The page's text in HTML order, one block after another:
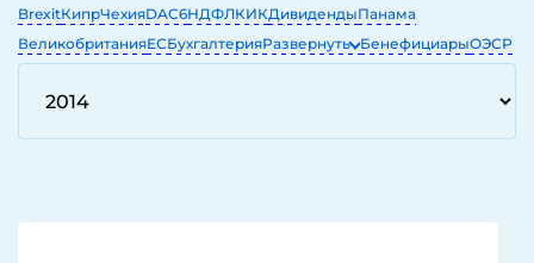
BrexitКипрЧехияDAC6НДФЛКИКДивидендыПанама
ВеликобританияЕСБухгалтерияРазвернуть БенефициарыОЭСР